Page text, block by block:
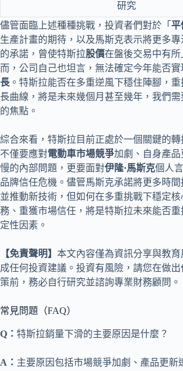
研究
儘管面臨上述種種挑戰，投資者們對於「 平
生產計畫的期待，以及馬斯克表示將更多專
的承諾，曾使特斯拉股價在盤後交易中有所
而，公司自己也坦言，無法確定今年能否實
長 。特斯拉能否在多重逆風下穩住陣腳，
長曲線，將是未來幾個月甚至幾年，我們需
的焦點。
綜合來看，特斯拉目前正處於一個關鍵的轉
不僅要應對電動車市場競爭加劇、自身產
慢的內部問題，更要面對伊隆·馬斯克個人
品牌信任危機。儘管馬斯克承諾將更多時間
並推動新技術，但如何在多重挑戰下穩定核
務、重獲市場信任，將是特斯拉未來能否
定性因素。
【免責聲明】 本文內容僅為資訊分享與教
成任何投資建議。投資有風險，請您在做
策前，務必自行研究並諮詢專業財務顧問。
常見問題（FAQ）
Q： 特斯拉銷量下滑的主要原因是什麼？
A： 主要原因包括市場競爭加劇、產品更新